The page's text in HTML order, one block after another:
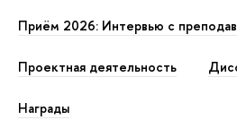
Приём 2026: Интервью с
Проектная деятельность
Награды